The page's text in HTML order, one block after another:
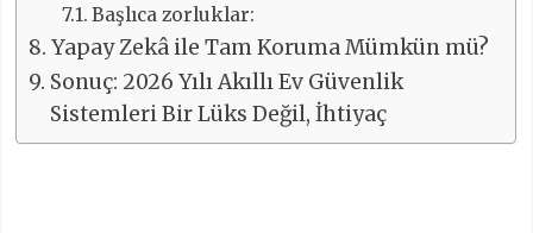
Başlıca zorluklar:
Yapay Zekâ ile Tam Koruma Mümkün mü?
Sonuç: 2026 Yılı Akıllı Ev Güvenlik
Sistemleri Bir Lüks Değil, İhtiyaç